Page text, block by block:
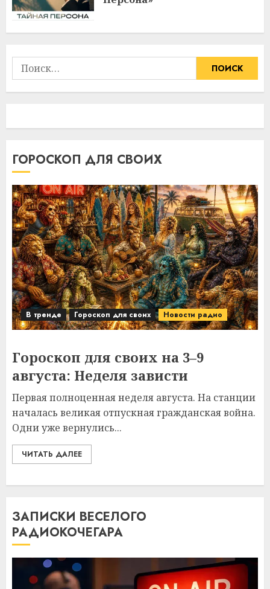
Найти:
ГОРОСКОП ДЛЯ СВОИХ
В тренде Гороскоп для своих Новости радио
Гороскоп для своих на 3–9
августа: Неделя зависти
Первая полноценная неделя августа. На станции
началась великая отпускная гражданская война.
Одни уже вернулись...
ЧИТАТЬ ДАЛЕЕ
ЗАПИСКИ ВЕСЕЛОГО
РАДИОКОЧЕГАРА